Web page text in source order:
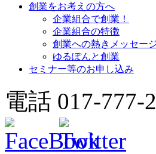
創業をお考えの方へ
企業組合で創業！
企業組合の特徴
創業への熱きメッセー
ゆるぽんと創業
セミナー等のお申し込み
電話 017-777-